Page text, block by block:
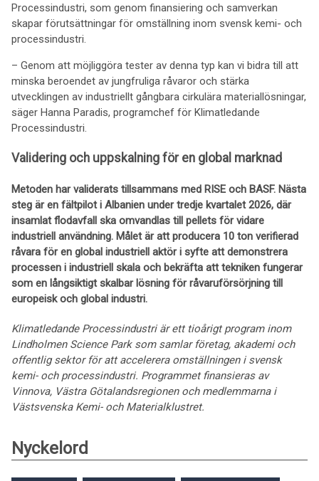
Processindustri, som genom finansiering och samverkan
skapar förutsättningar för omställning inom svensk kemi- och
processindustri.
– Genom att möjliggöra tester av denna typ kan vi bidra till att
minska beroendet av jungfruliga råvaror och stärka
utvecklingen av industriellt gångbara cirkulära materiallösningar,
säger Hanna Paradis, programchef för Klimatledande
Processindustri.
Validering och uppskalning för en global marknad
Metoden har validerats tillsammans med RISE och BASF. Nästa
steg är en fältpilot i Albanien under tredje kvartalet 2026, där
insamlat flodavfall ska omvandlas till pellets för vidare
industriell användning. Målet är att producera 10 ton verifierad
råvara för en global industriell aktör i syfte att demonstrera
processen i industriell skala och bekräfta att tekniken fungerar
som en långsiktigt skalbar lösning för råvaruförsörjning till
europeisk och global industri.
Klimatledande Processindustri är ett tioårigt program inom
Lindholmen Science Park som samlar företag, akademi och
offentlig sektor för att accelerera omställningen i svensk
kemi- och processindustri. Programmet finansieras av
Vinnova, Västra Götalandsregionen och medlemmarna i
Västsvenska Kemi- och Materialklustret.
Nyckelord